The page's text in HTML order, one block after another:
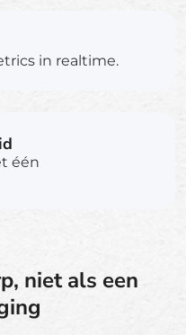
in realtime.
één
niet als een